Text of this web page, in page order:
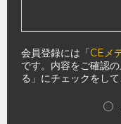
会員登録には「CEメ
です。内容をご確認
る」にチェックをし